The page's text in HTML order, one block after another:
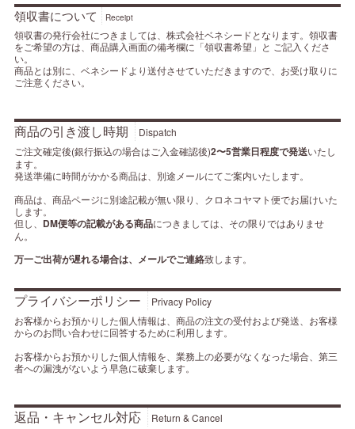
領収書について Receipt
領収書の発行会社につきましては、株式会社ベネシードとなります。領収書
をご希望の方は、商品購入画面の備考欄に「領収書希望」と ご記入くださ
い。
商品とは別に、ベネシードより送付させていただきますので、お受け取りに
ご注意ください。
商品の引き渡し時期
Dispatch
ご注文確定後(銀行振込の場合はご入金確認後)2〜5営業日程度で発送いたし
ます。
発送準備に時間がかかる商品は、別途メールにてご案内いたします。
商品は、商品ページに別途記載が無い限り、クロネコヤマト便でお届けいた
します。
但し、 DM便等の記載がある商品につきましては、その限りではありませ
ん。
万一ご出荷が遅れる場合は、メールでご連絡致します。
プライバシーポリシー
Privacy Policy
お客様からお預かりした個人情報は、商品の注文の受付および発送、お客様
からのお問い合わせに回答するために利用します。
お客様からお預かりした個人情報を、業務上の必要がなくなった場合、第三
者への漏洩がないよう早急に破棄します。
返品・キャンセル対応
Return & Cancel